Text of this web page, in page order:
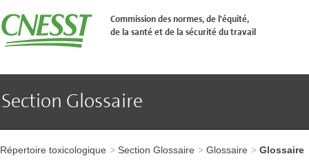
�
l'en-
t�te
de
au
principal
Aller
page
Commission des normes, de l'équité,
de la santé et de la sécurité du travail
Section Glossaire
à
l'en-
Répertoire toxicologique Section Glossaire Glossaire Glossaire